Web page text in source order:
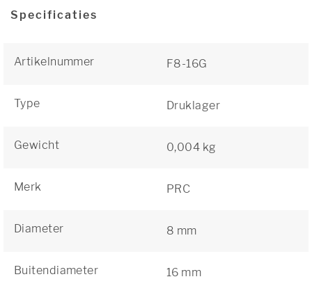
Specificaties
Artikelnummer F8-16G
Type Druklager
Gewicht 0,004 kg
Merk PRC
Diameter 8 mm
Buitendiameter 16 mm